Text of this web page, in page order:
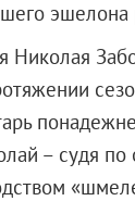
эшелона
Николая
– судя по